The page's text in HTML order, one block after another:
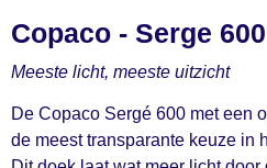
Copaco - Serge
Meeste licht, meeste uitzicht
De Copaco Sergé 600 met een
de meest transparante keuze in